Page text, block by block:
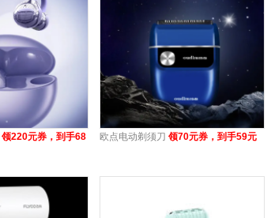
领220元券，到手68
欧点电动剃须刀 领70元券，到手59元